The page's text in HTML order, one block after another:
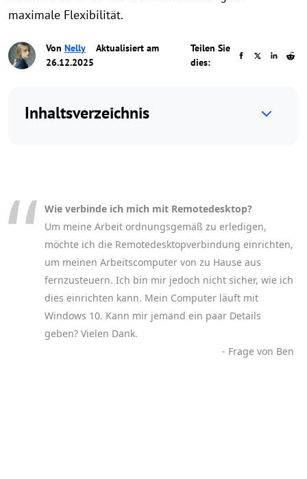
maximale Flexibilität.
Von Nelly
Aktualisiert am
26.12.2025
Teilen Sie
dies:
Inhaltsverzeichnis
Wie verbinde ich mich mit Remotedesktop?
Um meine Arbeit ordnungsgemäß zu erledigen,
möchte ich die Remotedesktopverbindung einrichten,
um meinen Arbeitscomputer von zu Hause aus
fernzusteuern. Ich bin mir jedoch nicht sicher, wie ich
dies einrichten kann. Mein Computer läuft mit
Windows 10. Kann mir jemand ein paar Details
geben? Vielen Dank.
- Frage von Ben